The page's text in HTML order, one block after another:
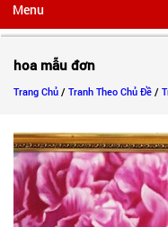
Menu
hoa mẫu đơn
Trang Chủ / Tranh Theo Chủ Đề /